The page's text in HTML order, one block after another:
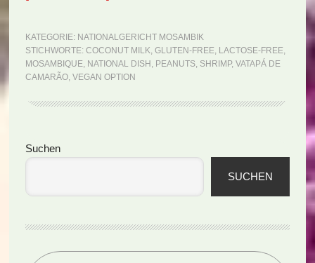
Vatapá
de
Camarão
KATEGORIE: NATIONALGERICHT MOSAMBIK
STICHWORTE: COCONUT MILK, GLUTEN-FREE, LACTOSE-FREE,
MOSAMBIQUE, NATIONAL DISH , PEANUTS, SHRIMP, VATAPÁ DE
CAMARÃO, VEGAN OPTION
Seitenspalte
Suchen
SUCHEN